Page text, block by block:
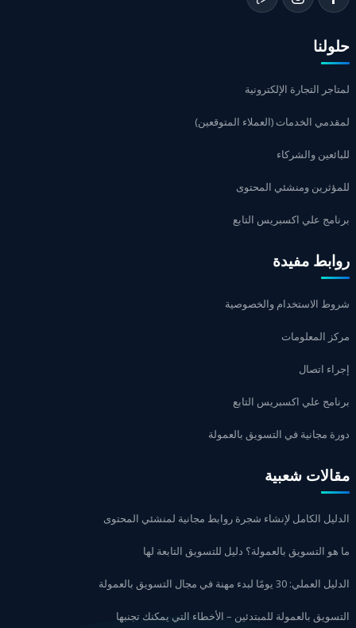
حلولنا
لمتاجر التجارة الإلكترونية
لمقدمي الخدمات (العملاء المتوقعين)
للبائعين والشركاء
للمؤثرين ومنشئي المحتوى
برنامج علي اكسبريس التابع
روابط مفيدة
شروط الاستخدام والخصوصية
مركز المعلومات
إجراء اتصال
برنامج علي اكسبريس التابع
دورة مجانية في التسويق بالعمولة
مقالات شعبية
الدليل الكامل لإنشاء شجرة روابط مجانية لمنشئي المحتوى
ما هو التسويق بالعمولة؟ دليل للتسويق التابعة لها
الدليل العملي: 30 يومًا لبدء مهنة في مجال التسويق بالعمولة
التسويق بالعمولة للمبتدئين – الأخطاء التي يمكنك تجنبها